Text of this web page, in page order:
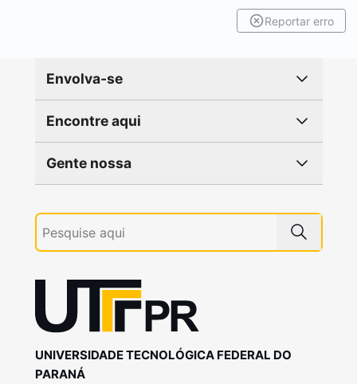
Reportar erro
Envolva-se
Encontre aqui
Gente nossa
UNIVERSIDADE TECNOLÓGICA FEDERAL DO
PARANÁ